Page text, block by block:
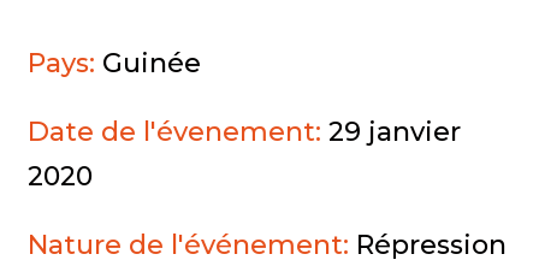
Pays: Guinée
Date de l'évenement:29 janvier
2020
Nature de l'événement: Répression